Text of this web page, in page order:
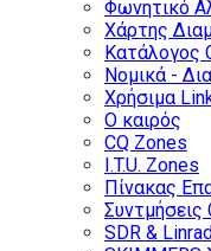
Φωνητικό
Χάρτης
Κατάλογος
Νομικά -
Χρήσιμα
Ο καιρός
CQ Zones
I.T.U. Zones
Πίνακας
Συντμήσεις
SDR & Linrad